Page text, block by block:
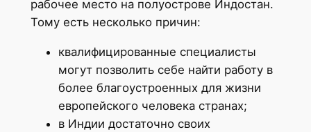
рабочее место на полуострове Индостан.
Тому есть несколько причин:
квалифицированные специалисты
могут позволить себе найти работу в
более благоустроенных для жизни
европейского человека странах;
в Индии достаточно своих